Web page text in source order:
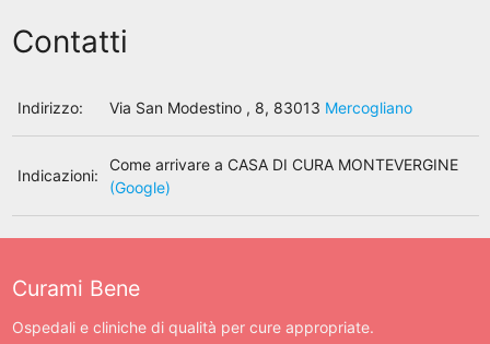
Contatti
Indirizzo: Via San Modestino , 8, 83013 Mercogliano
Indicazioni:
Come arrivare a CASA DI CURA MONTEVERGINE
(Google)
Curami Bene
Ospedali e cliniche di qualità per cure appropriate.